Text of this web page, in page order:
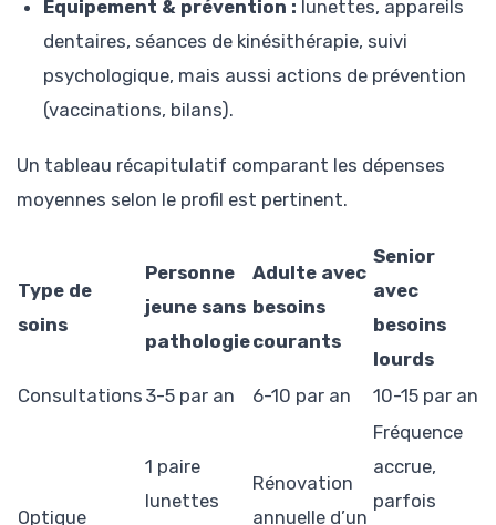
Équipement & prévention : lunettes, appareils
dentaires, séances de kinésithérapie, suivi
psychologique, mais aussi actions de prévention
(vaccinations, bilans).
Un tableau récapitulatif comparant les dépenses
moyennes selon le profil est pertinent.
Type de
soins
Personne
jeune sans
pathologie
Adulte avec
besoins
courants
Senior
avec
besoins
lourds
Consultations 3-5 par an 6-10 par an 10-15 par an
Optique
1 paire
lunettes
Rénovation
annuelle d’un
Fréquence
accrue,
parfois